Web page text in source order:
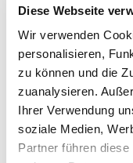
Diese Webseite
Wir verwenden
personalisieren,
zu können und die
zuanalysieren.
Ihrer Verwendung
soziale Medien,
Partner führen
Lage & Kontakt
Mercedes-Benz
Käsbrünnlestraße
71063 Sindelfingen
Telefon:+49 (0) 30